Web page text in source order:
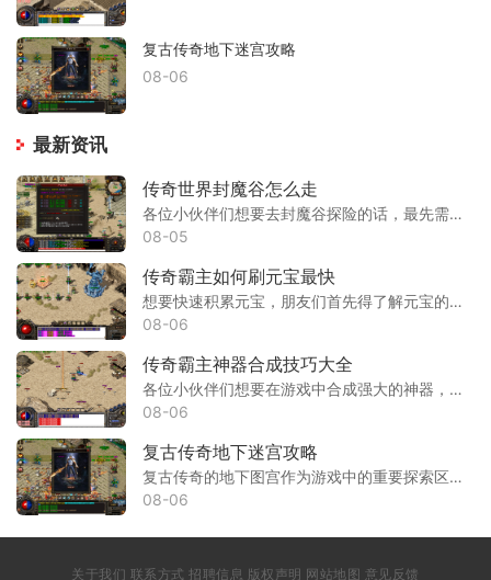
复古传奇地下迷宫攻略
08-06
最新资讯
传奇世界封魔谷怎么走
各位小伙伴们想要去封魔谷探险的话，最先需要知道具体的位置在哪里。这个神秘的地方隐藏在玛法大陆的边缘位置，离比奇城不算太远。咱们可以有好几种方式到达那里，比如从比奇
08-05
传奇霸主如何刷元宝最快
想要快速积累元宝，朋友们首先得了解元宝的基本获取途径。元宝作为游戏内流通的稀缺货币，主要用于购买各种珍贵道具和在合成系统中进行道具合成。大家可以通过完成每日任务来
08-06
传奇霸主神器合成技巧大全
各位小伙伴们想要在游戏中合成强大的神器，首先得知道去哪里找到合成的地方。在游戏里有个神秘锻造师，咱们可以直接找他对话，选择合成神器的选项就能进入合成界面了。不过不
08-06
复古传奇地下迷宫攻略
复古传奇的地下图宫作为游戏中的重要探索区域，通常位于特定地图深处，玩家需完成前置任务或满足等级条件才能进入。迷宫内部通常被设计为多层结构，每层都分布着不同等级的怪
08-06
关于我们 联系方式 招聘信息 版权声明 网站地图 意见反馈